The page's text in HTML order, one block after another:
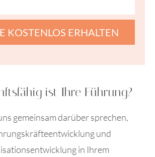
KOSTENLOS ERHALTEN
ist Ihre Führung?
gemeinsam darüber sprechen,
und
in Ihrem